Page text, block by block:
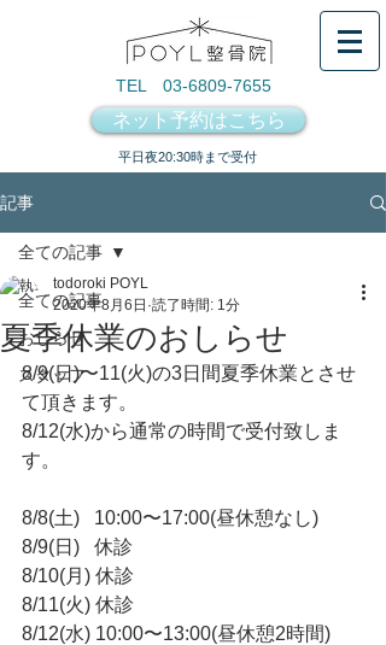
TEL 03-6809-7655
ネット予約はこちら
​平日夜20:30時まで受付
記事
全ての記事
おしらせ
スタッフ
全ての記事
夏季休業のおしらせ
todoroki POYL
2020年8月6日 読了時間: 1分
8/9(日)〜11(火)の3日間夏季休業とさせ
て頂きます。
8/12(水)から通常の時間で受付致しま
す。
8/8(土)   10:00〜17:00(昼休憩なし)
8/9(日)   休診
8/10(月) 休診
8/11(火) 休診
8/12(水) 10:00〜13:00(昼休憩2時間)